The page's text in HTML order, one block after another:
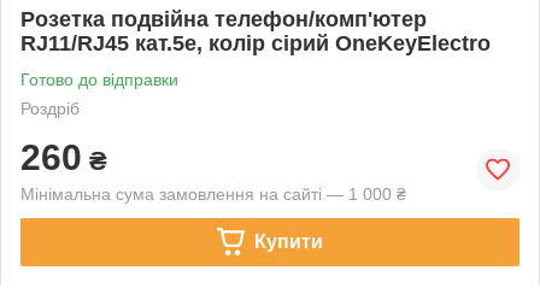
Розетка подвійна телефон/комп'ютер
RJ11/RJ45 кат.5e, колір сірий OneKeyElectro
Готово до відправки
Роздріб
260 ₴
Мінімальна сума замовлення на сайті — 1 000 ₴
Купити